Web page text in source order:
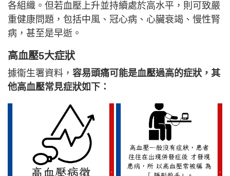
各組織。但若血壓上升並持續處於高水平，則可致嚴
重健康問題，包括中風、冠心病、心臟衰竭、慢性腎
病，甚至是早逝。
高血壓5大症狀
據衞生署資料， 容易頭痛可能是血壓過高的症狀，其
他高血壓常見症狀如下：